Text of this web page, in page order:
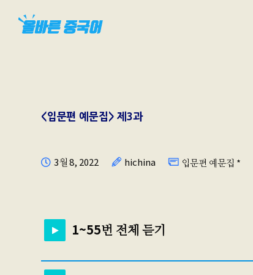
<입문편 예문집> 제3과
3월 8, 2022 hichina 입문편 예문집 *
1~55번 전체 듣기